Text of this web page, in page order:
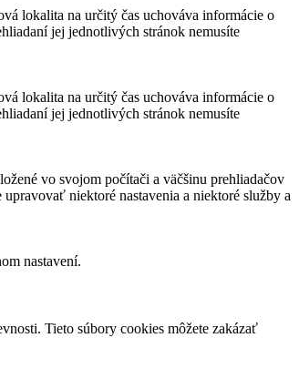
lokalita na určitý čas uchováva informácie o
jej jednotlivých stránok nemusíte
lokalita na určitý čas uchováva informácie o
jej jednotlivých stránok nemusíte
vo svojom počítači a väčšinu prehliadačov
niektoré nastavenia a niektoré služby a
nastavení.
Tieto súbory cookies môžete zakázať